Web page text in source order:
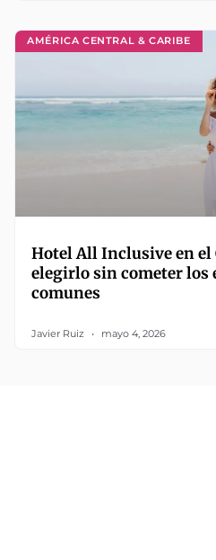
AMÉRICA CENTRAL & CARIBE
Hotel All Inclusive en el
elegirlo sin cometer los
comunes
Javier Ruiz mayo 4, 2026